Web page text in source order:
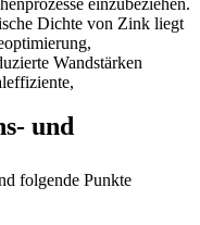
Dichte von Zink liegt
Wandstärken
und
folgende Punkte